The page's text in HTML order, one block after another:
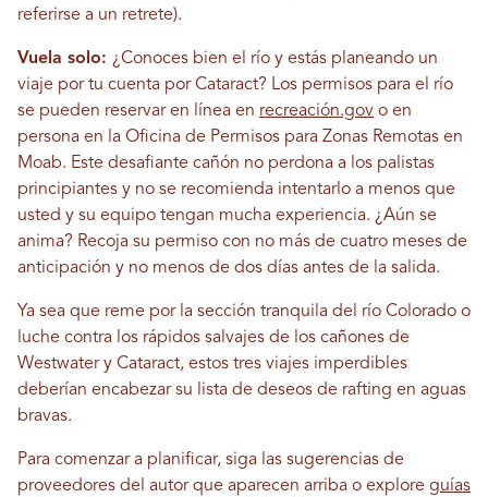
referirse a un retrete).
Vuela solo: ¿Conoces bien el río y estás planeando un
viaje por tu cuenta por Cataract? Los permisos para el río
se pueden reservar en línea en recreación.gov o en
persona en la Oficina de Permisos para Zonas Remotas en
Moab. Este desafiante cañón no perdona a los palistas
principiantes y no se recomienda intentarlo a menos que
usted y su equipo tengan mucha experiencia. ¿Aún se
anima? Recoja su permiso con no más de cuatro meses de
anticipación y no menos de dos días antes de la salida.
Ya sea que reme por la sección tranquila del río Colorado o
luche contra los rápidos salvajes de los cañones de
Westwater y Cataract, estos tres viajes imperdibles
deberían encabezar su lista de deseos de rafting en aguas
bravas.
Para comenzar a planificar, siga las sugerencias de
proveedores del autor que aparecen arriba o explore guías